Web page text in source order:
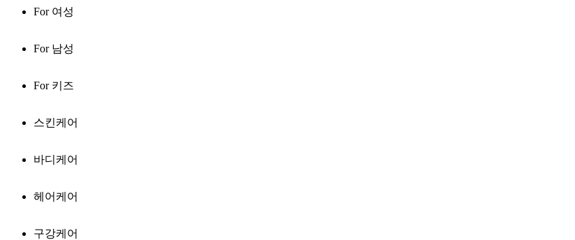
For 여성
For 남성
For 키즈
스킨케어
바디케어
헤어케어
구강케어